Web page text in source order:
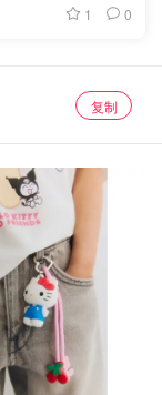
1 0
复制